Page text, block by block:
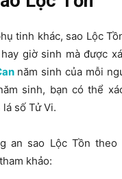
tinh khác, sao Lộc
giờ sinh mà được
năm sinh của mỗi
sinh, bạn có thể
số Tử Vi.
an sao Lộc Tồn theo
khảo: